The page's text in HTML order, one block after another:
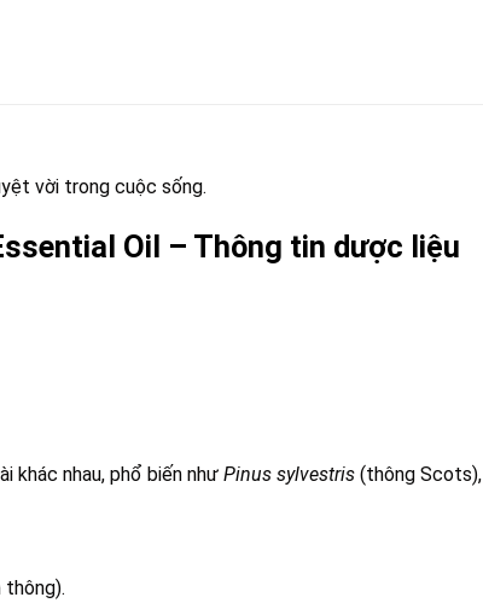
vời trong cuộc sống.
Oil – Thông tin dược liệu
khác nhau, phổ biến như Pinus sylvestris(thông Scots),
thông).